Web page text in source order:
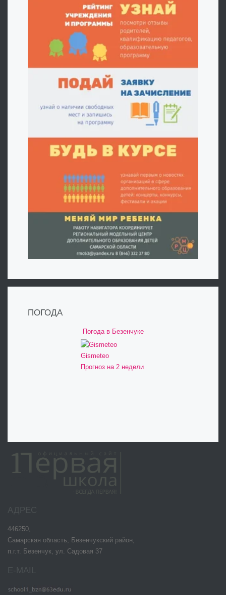
ПОГОДА
Погода в Безенчуке
Gismeteo
Прогноз на 2 недели
АДРЕС
446250,
Самарская область, Безенчукский район,
п.г.т. Безенчук, ул. Садовая 37
E-MAIL